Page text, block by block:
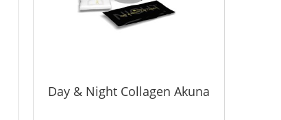
Day & Night Collagen Akuna